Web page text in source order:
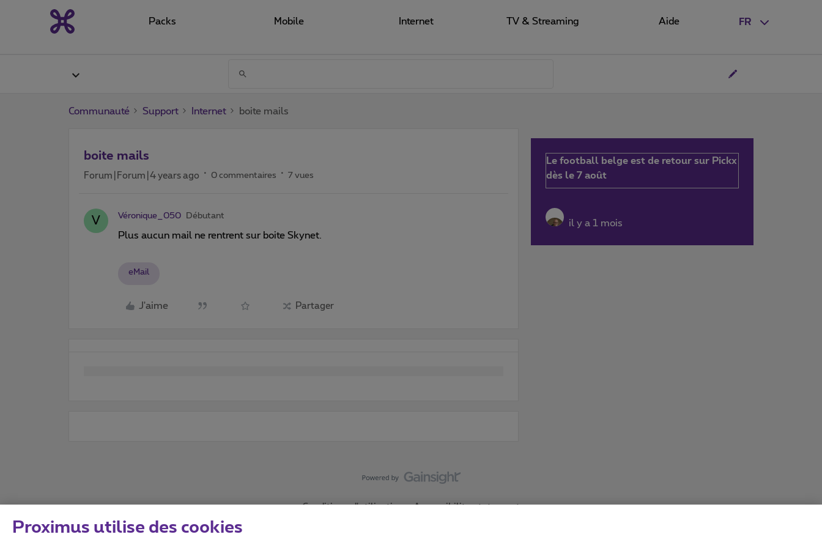
FR
Packs Mobile Internet TV & Streaming Aide
Communauté Support Internet boite mails
boite mails
Forum|Forum|4 years ago 0 commentaires 7 vues
V Véronique_050 Débutant
Plus aucun mail ne rentrent sur boite Skynet.
eMail
J'aime Partager
Le football belge est de retour sur Pickx
dès le 7 août
il y a 1 mois
Conditions d'utilisation Accessibility statement
Proximus utilise des cookies